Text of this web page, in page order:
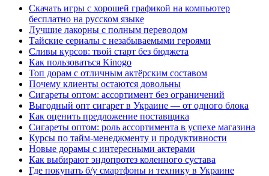
Скачать игры с хорошей графикой на компьютер
бесплатно на русском языке
Лучшие лакорны с полным переводом
Тайские сериалы с незабываемыми героями
Сливы курсов: твой старт без бюджета
Как пользоваться Kinogo
Топ дорам с отличным актёрским составом
Почему клиенты остаются довольны
Сигареты оптом: ассортимент без ограничений
Выгодный опт сигарет в Украине — от одного блока
Как оценить предложение поставщика
Сигареты оптом: роль ассортимента в успехе магазина
Курсы по тайм-менеджменту и продуктивности
Новые дорамы с интересными актерами
Как выбирают эндопротез коленного сустава
Где покупать б/у смартфоны и технику в Украине